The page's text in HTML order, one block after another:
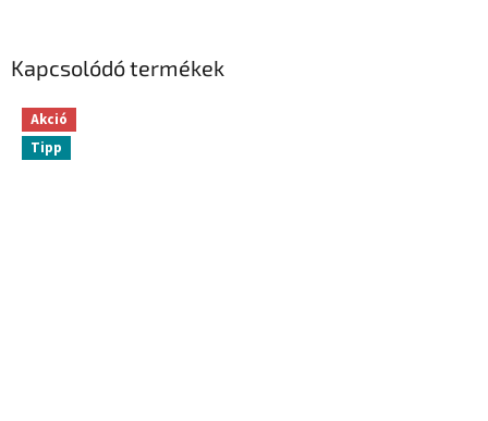
Kapcsolódó termékek
Akció
Tipp